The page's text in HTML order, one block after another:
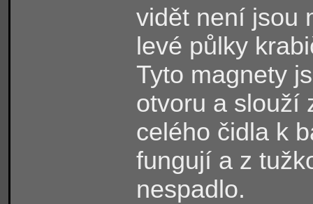
vidět není jsou
levé půlky
Tyto magnety
otvoru a slouží
celého čidla k
fungují a z
nespadlo.